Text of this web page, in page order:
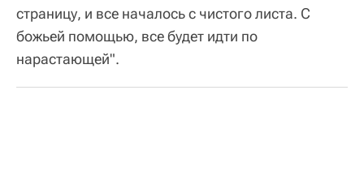
страницу, и все началось с чистого листа. С
божьей помощью, все будет идти по
нарастающей".